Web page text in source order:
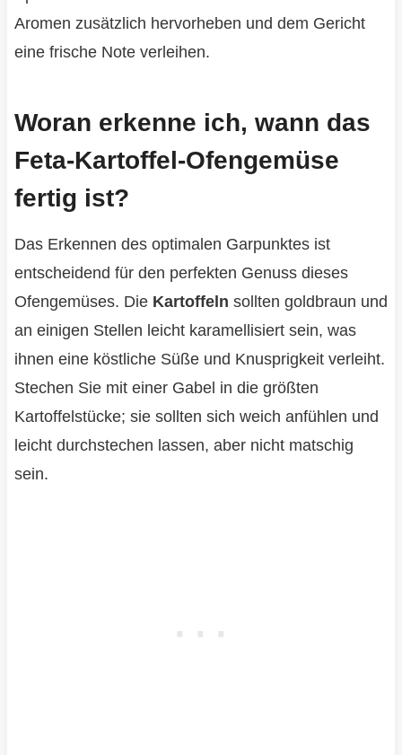
Aromen zusätzlich hervorheben und dem Gericht
eine frische Note verleihen.
Woran erkenne ich, wann das
Feta-Kartoffel-Ofengemüse
fertig ist?
Das Erkennen des optimalen Garpunktes ist
entscheidend für den perfekten Genuss dieses
Ofengemüses. Die Kartoffeln sollten goldbraun und
an einigen Stellen leicht karamellisiert sein, was
ihnen eine köstliche Süße und Knusprigkeit verleiht.
Stechen Sie mit einer Gabel in die größten
Kartoffelstücke; sie sollten sich weich anfühlen und
leicht durchstechen lassen, aber nicht matschig
sein.